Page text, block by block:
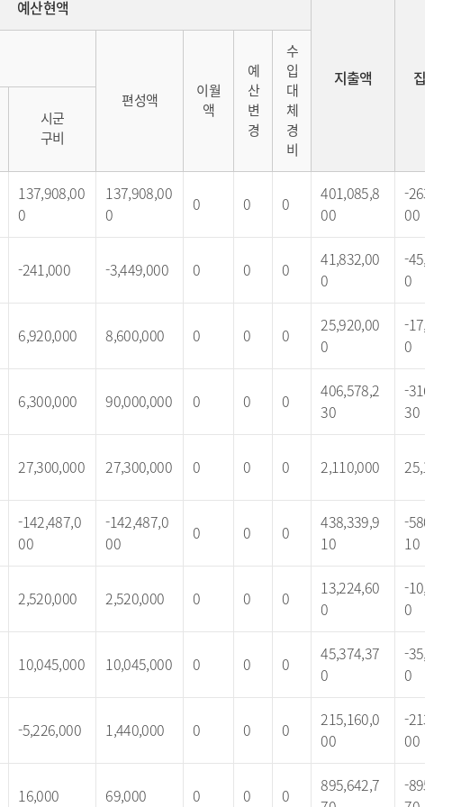
예산현액
지출액 집행잔
편성액
이월
액
예
산
변
경
수
입
대
체
경
비
시군
구비
137,908,00
0
137,908,00
0
0 0 0
401,085,8
00
-
00
-241,000 -3,449,000 0 0 0
41,832,00
0
-
0
6,920,000 8,600,000 0 0 0
25,920,00
0
-
0
6,300,000 90,000,000 0 0 0
406,578,2
30
-
30
27,300,000 27,300,000 0 0 0 2,110,000
-142,487,0
00
-142,487,0
00
0 0 0
438,339,9
10
-
10
2,520,000 2,520,000 0 0 0
13,224,60
0
-
0
10,045,000 10,045,000 0 0 0
45,374,37
0
-
0
-5,226,000 1,440,000 0 0 0
215,160,0
00
-
00
16,000 69,000 0 0 0
895,642,7
-